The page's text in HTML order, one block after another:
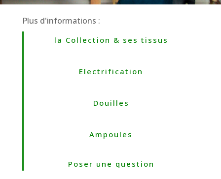
Plus d'informations :
la Collection & ses tissus
Electrification
Douilles
Ampoules
Poser une question